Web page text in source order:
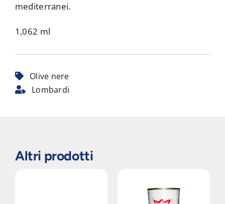
mediterranei.
1,062 ml
Olive nere
Lombardi
Altri prodotti